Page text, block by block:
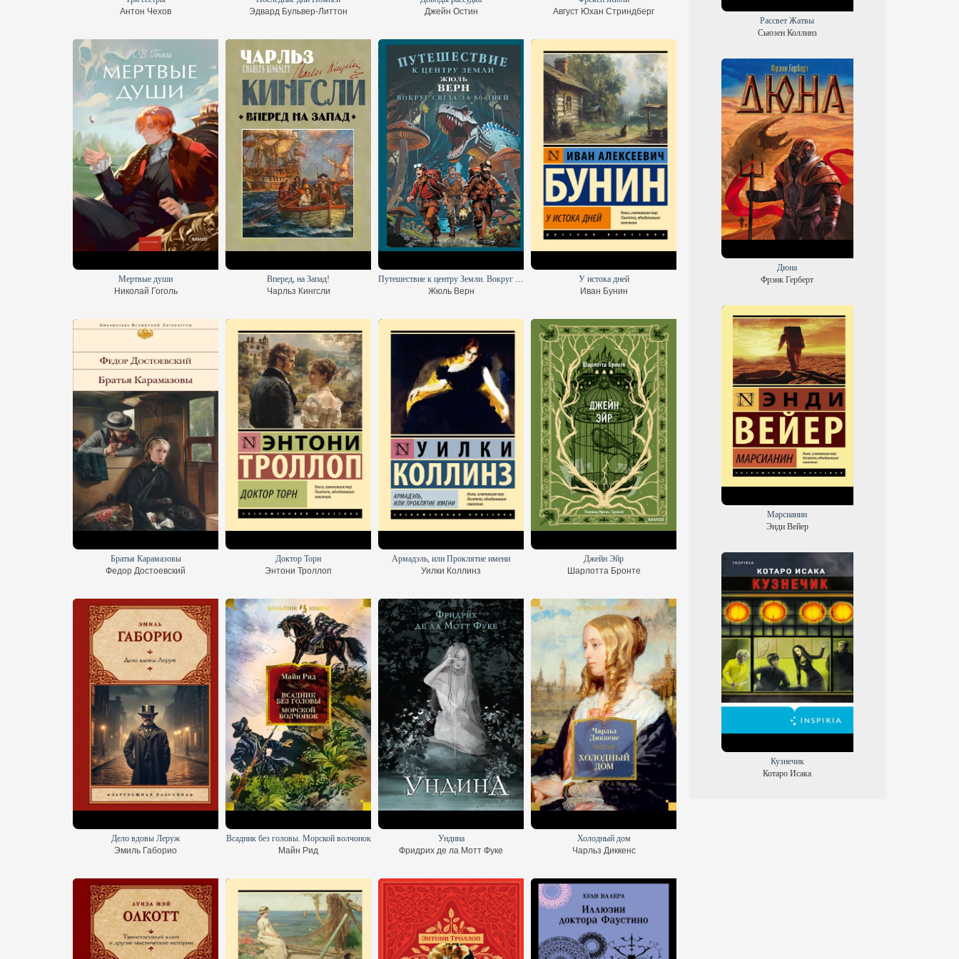
Антон Чехов
Эдвард Бульвер-Литтон
Джейн Остин
Август Юхан Стриндберг
Мертвые души
Николай Гоголь
Вперед, на Запад!
Чарльз Кингсли
Путешествие к центру Земли. Вокруг света в восемьдесят дней
Жюль Верн
У истока дней
Иван Бунин
Братья Карамазовы
Федор Достоевский
Доктор Торн
Энтони Троллоп
Армадэль, или Проклятие имени
Уилки Коллинз
Джейн Эйр
Шарлотта Бронте
Дело вдовы Леруж
Эмиль Габорио
Всадник без головы. Морской волчонок
Майн Рид
Ундина
Фридрих де ла Мотт Фуке
Холодный дом
Чарльз Диккенс
Рассвет Жатвы
Сьюзен Коллинз
Дюна
Фрэнк Герберт
Марсианин
Энди Вейер
Кузнечик
Котаро Исака